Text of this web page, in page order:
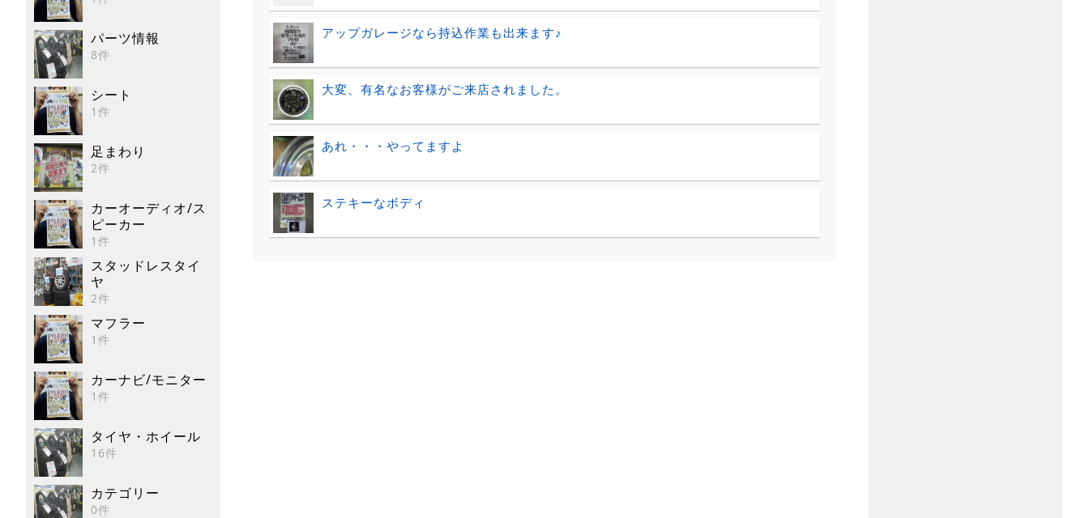
パーツ情報
8件
シート
1件
足まわり
2件
カーオーディオ/ス
ピーカー
1件
スタッドレスタイ
ヤ
2件
マフラー
1件
カーナビ/モニター
1件
タイヤ・ホイール
16件
カテゴリー
0件
アップガレージなら持込作業も出来ます♪
大変、有名なお客様がご来店されました。
あれ・・・やってますよ
ステキーなボディ